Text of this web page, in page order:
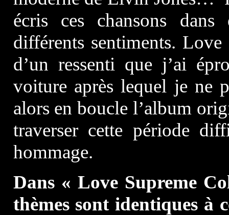
écris ces chansons
différents sentiments.
d’un ressenti que j’ai
voiture après lequel je ne
alors en boucle l’album
traverser cette période
hommage.
Dans « Love Supreme
thèmes sont identiques à